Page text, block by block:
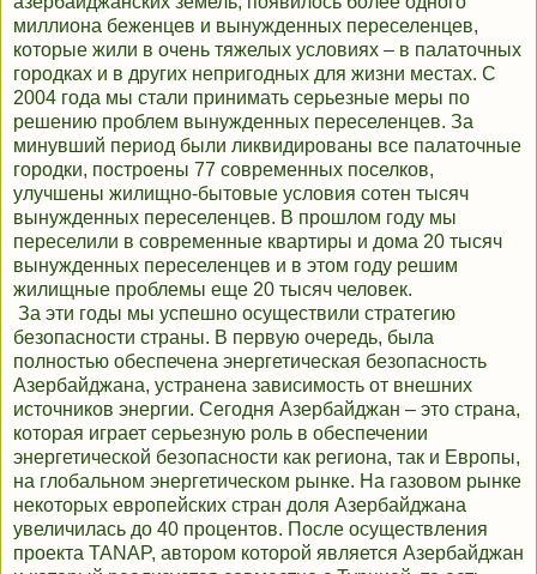
миллиона беженцев и вынужденных переселенцев,
которые жили в очень тяжелых условиях – в палаточных
городках и в других непригодных для жизни местах. С
2004 года мы стали принимать серьезные меры по
решению проблем вынужденных переселенцев. За
минувший период были ликвидированы все палаточные
городки, построены 77 современных поселков,
улучшены жилищно-бытовые условия сотен тысяч
вынужденных переселенцев. В прошлом году мы
переселили в современные квартиры и дома 20 тысяч
вынужденных переселенцев и в этом году решим
жилищные проблемы еще 20 тысяч человек.
За эти годы мы успешно осуществили стратегию
безопасности страны. В первую очередь, была
полностью обеспечена энергетическая безопасность
Азербайджана, устранена зависимость от внешних
источников энергии. Сегодня Азербайджан – это страна,
которая играет серьезную роль в обеспечении
энергетической безопасности как региона, так и Европы,
на глобальном энергетическом рынке. На газовом рынке
некоторых европейских стран доля Азербайджана
увеличилась до 40 процентов. После осуществления
проекта TANAP, автором которой является Азербайджан